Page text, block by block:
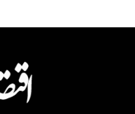
بخر !